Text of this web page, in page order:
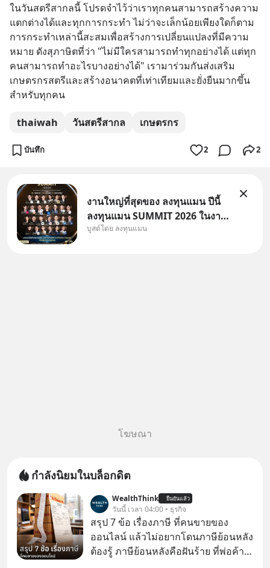
ในวันสตรีสากลนี้ โปรดจำไว้ว่าเราทุกคนสามารถสร้างความ
แตกต่างได้และทุกการกระทำ ไม่ว่าจะเล็กน้อยเพียงใดก็ตาม
การกระทำเหล่านี้สะสมเพื่อสร้างการเปลี่ยนแปลงที่มีความ
หมาย ดังสุภาษิตที่ว่า "ไม่มีใครสามารถทำทุกอย่างได้ แต่ทุก
คนสามารถทำอะไรบางอย่างได้" เรามาร่วมกันส่งเสริม
เกษตรกรสตรีและสร้างอนาคตที่เท่าเทียมและยั่งยืนมากขึ้น
สำหรับทุกคน
thaiwah วันสตรีสากล เกษตรกร
บันทึก 2 2
งานใหญ่ที่สุดของ ลงทุนแมน ปีนี้
ลงทุนแมน SUMMIT 2026 ในงาน
นี้จะมีเจ้าของธุรกิจ Dr.PONG,
บูสต์โดย ลงทุนแมน
โฆษณา
กำลังนิยมในบล็อกดิต
WealthThink ยืนยันแล้ว
วันนี้ เวลา 04:00 • ธุรกิจ
สรุป 7 ข้อ เรื่องภาษี ที่คนขายของ
ออนไลน์ แล้วไม่อยากโดนภาษีย้อนหลัง
ต้องรู้ ภาษีย้อนหลังคือฝันร้าย ที่พ่อค้า